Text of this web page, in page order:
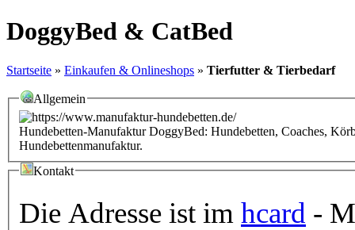
DoggyBed & CatBed
Startseite » Einkaufen & Onlineshops » Tierfutter & Tierbedarf
Allgemein
Hundebetten-Manufaktur DoggyBed: Hundebetten, Coaches,
Hundebettenmanufaktur.
Kontakt
Die Adresse ist im hcard -